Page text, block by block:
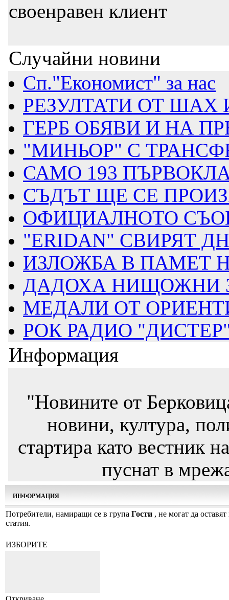
своенравен клиент
Случайни новини
Сп."Економист" за нас
РЕЗУЛТАТИ ОТ ШАХ
ГЕРБ ОБЯВИ И НА
"МИНЬОР" С
САМО 193
СЪДЪТ ЩЕ СЕ
ОФИЦИАЛНОТО
"ERIDAN" СВИРЯТ
ИЗЛОЖБА В ПАМЕТ
ДАДОХА НИЩОЖНИ
МЕДАЛИ ОТ
РОК РАДИО
Информация
"Новините от
новини, култура,
стартира като вестник
пуснат в
ИНФОРМАЦИЯ
Потребители, намиращи се в група Гости , не могат да
статия.
ИЗБОРИТЕ